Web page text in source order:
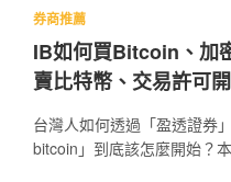
券商推薦
IB如何買Bitcoin、加
賣比特幣、交易許可
台灣人如何透過「盈透證券
bitcoin」到底該怎麼開始？